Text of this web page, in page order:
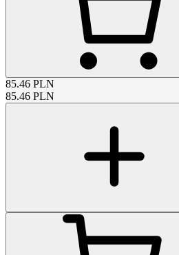
85.46 PLN
85.46 PLN